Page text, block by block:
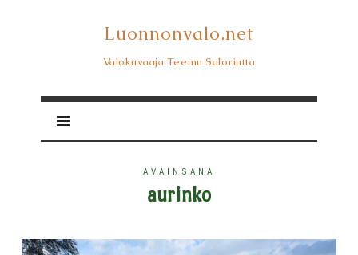
Luonnonvalo.net
Luonnonvalo.net
Valokuvaaja Teemu Saloriutta
AVAINSANA
aurinko